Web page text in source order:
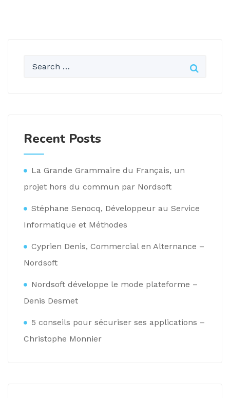
Recent Posts
La Grande Grammaire du Français, un
projet hors du commun par Nordsoft
Stéphane Senocq, Développeur au Service
Informatique et Méthodes
Cyprien Denis, Commercial en Alternance –
Nordsoft
Nordsoft développe le mode plateforme –
Denis Desmet
5 conseils pour sécuriser ses applications –
Christophe Monnier